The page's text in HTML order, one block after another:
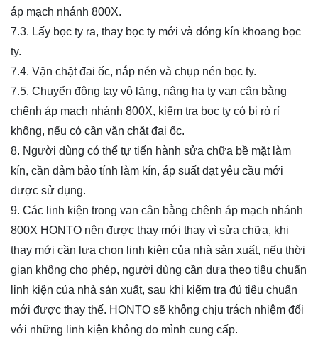
áp mạch nhánh 800X.
7.3. Lấy bọc ty ra, thay bọc ty mới và đóng kín khoang bọc
ty.
7.4. Vặn chặt đai ốc, nắp nén và chụp nén bọc ty.
7.5. Chuyển động tay vô lăng, nâng hạ ty van cân bằng
chênh áp mạch nhánh 800X, kiểm tra bọc ty có bị rò rỉ
không, nếu có cần vặn chặt đai ốc.
8. Người dùng có thể tự tiến hành sửa chữa bề mặt làm
kín, cần đảm bảo tính làm kín, áp suất đạt yêu cầu mới
được sử dụng.
9. Các linh kiện trong van cân bằng chênh áp mạch nhánh
800X HONTO nên được thay mới thay vì sửa chữa, khi
thay mới cần lựa chọn linh kiện của nhà sản xuất, nếu thời
gian không cho phép, người dùng cần dựa theo tiêu chuẩn
linh kiện của nhà sản xuất, sau khi kiểm tra đủ tiêu chuẩn
mới được thay thế. HONTO sẽ không chịu trách nhiệm đối
với những linh kiện không do mình cung cấp.